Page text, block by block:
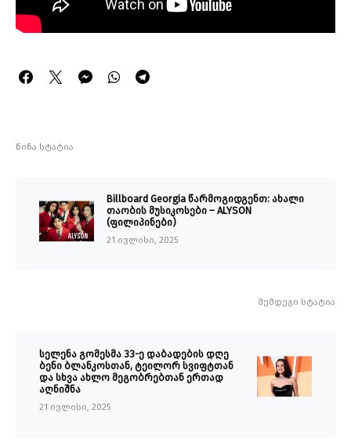
წინა სტატია
Billboard Georgia წარმოგიდგენთ: ახალი
თაობის მუსიკოსები – ALYSON
(ფილიპინები)
21 ივლისი, 2025
შემდეგი სტატია
სელენა გომესმა 33-ე დაბადების დღე
ბენი ბლანკოსთან, ტეილორ სვიფტთან
და სხვა ახლო მეგობრებთან ერთად
აღნიშნა
21 ივლისი, 2025